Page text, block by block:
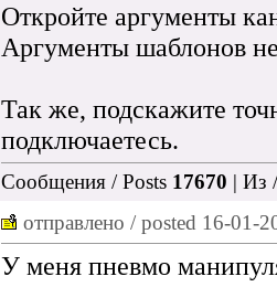
Откройте аргументы
Аргументы шаблонов
Так же, подскажите
подключаетесь.
Сообщения / Posts 17670 | Из
отправлено / posted 16-01-
У меня пневмо